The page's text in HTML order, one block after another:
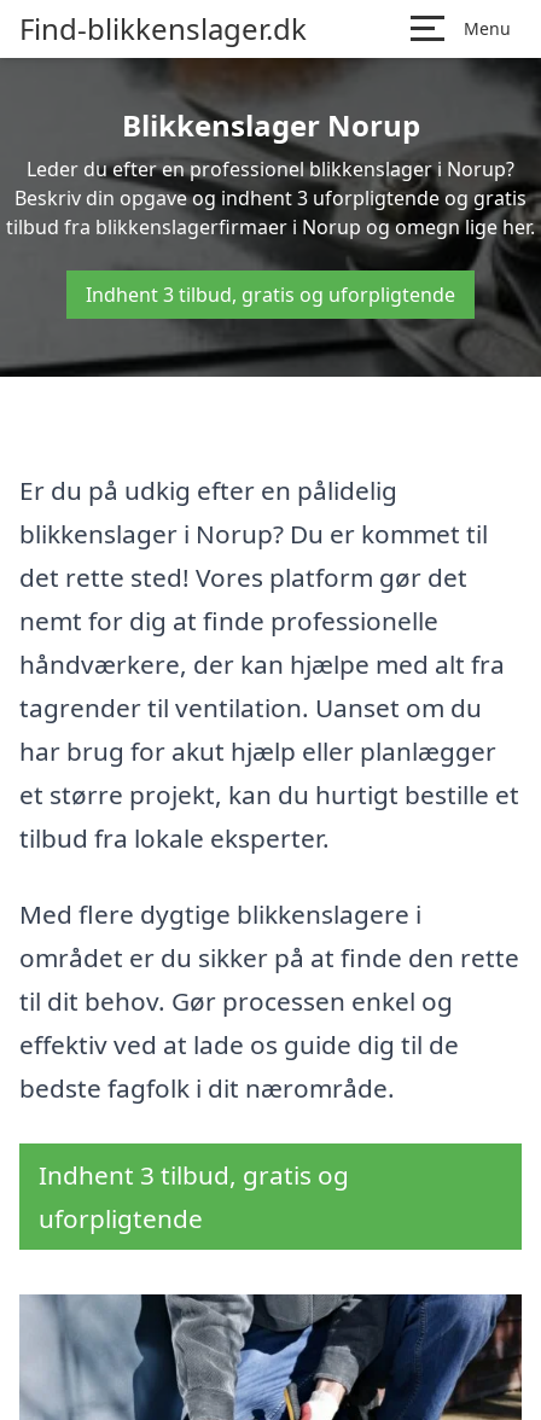
Find-blikkenslager.dk Menu
Blikkenslager Norup
Leder du efter en professionel blikkenslager i Norup?
Beskriv din opgave og indhent 3 uforpligtende og gratis
tilbud fra blikkenslagerfirmaer i Norup og omegn lige her.
Indhent 3 tilbud, gratis og uforpligtende
Er du på udkig efter en pålidelig
blikkenslager i Norup? Du er kommet til
det rette sted! Vores platform gør det
nemt for dig at finde professionelle
håndværkere, der kan hjælpe med alt fra
tagrender til ventilation. Uanset om du
har brug for akut hjælp eller planlægger
et større projekt, kan du hurtigt bestille et
tilbud fra lokale eksperter.
Med flere dygtige blikkenslagere i
området er du sikker på at finde den rette
til dit behov. Gør processen enkel og
effektiv ved at lade os guide dig til de
bedste fagfolk i dit nærområde.
Indhent 3 tilbud, gratis og
uforpligtende